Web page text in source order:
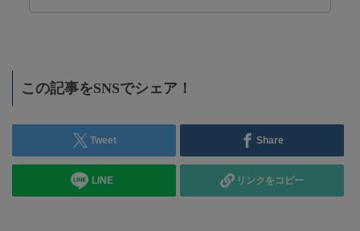
この記事をSNSでシェア！
Tweet Share
LINE リンクをコピー